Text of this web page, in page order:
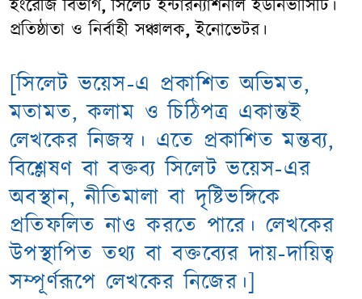
ইংরেজি বিভাগ,সিলেট ইন্টারন্যাশনাল ইউনিভার্সিটি।
প্রতিষ্ঠাতা ও নির্বাহী সঞ্চালক,ইনোভেটর।
[সিলেট ভয়েস-এ প্রকাশিত অভিমত,
মতামত, কলাম ও চিঠিপত্র একান্তই
লেখকের নিজস্ব। এতে প্রকাশিত মন্তব্য,
বিশ্লেষণ বা বক্তব্য সিলেট ভয়েস-এর
অবস্থান, নীতিমালা বা দৃষ্টিভঙ্গিকে
প্রতিফলিত নাও করতে পারে। লেখকের
উপস্থাপিত তথ্য বা বক্তব্যের দায়-দায়িত্ব
সম্পূর্ণরূপে লেখকের নিজের।]